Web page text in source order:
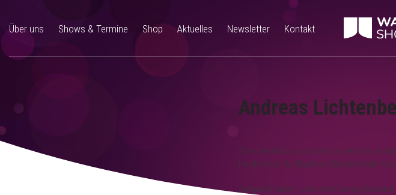
Über uns Shows & Termine Shop Aktuelles Newsletter Kontakt
Andreas
Seine Ausbildung absolvierte Andreas in
Hochschule für Musik und Darstellende
Aufgrund seiner Liebe zum Gesang